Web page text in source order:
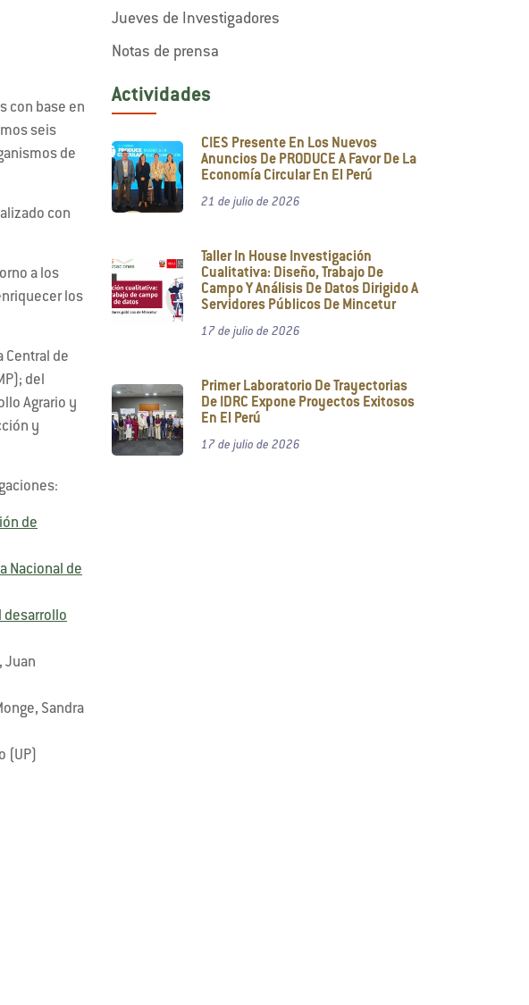
con base en
seis
de
con
a los
los
Central de
del
Agrario y
y
de
Nacional de
desarrollo
Juan
Sandra
(UP)
Jueves de Investigadores
Notas de prensa
Actividades
CIES Presente En Los Nuevos
Anuncios De PRODUCE A Favor De La
Economía Circular En El Perú
21 de julio de 2026
Taller In House Investigación
Cualitativa: Diseño, Trabajo De
Campo Y Análisis De Datos Dirigido A
Servidores Públicos De Mincetur
17 de julio de 2026
Primer Laboratorio De Trayectorias
De IDRC Expone Proyectos Exitosos
En El Perú
17 de julio de 2026